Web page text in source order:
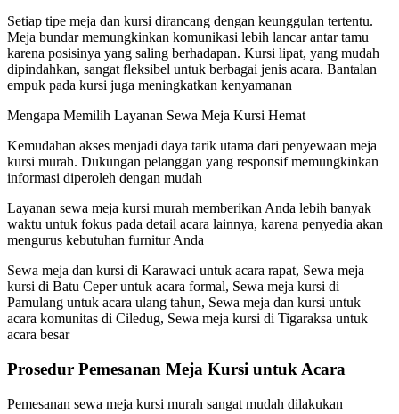
Setiap tipe meja dan kursi dirancang dengan keunggulan tertentu.
Meja bundar memungkinkan komunikasi lebih lancar antar tamu
karena posisinya yang saling berhadapan. Kursi lipat, yang mudah
dipindahkan, sangat fleksibel untuk berbagai jenis acara. Bantalan
empuk pada kursi juga meningkatkan kenyamanan
Mengapa Memilih Layanan Sewa Meja Kursi Hemat
Kemudahan akses menjadi daya tarik utama dari penyewaan meja
kursi murah. Dukungan pelanggan yang responsif memungkinkan
informasi diperoleh dengan mudah
Layanan sewa meja kursi murah memberikan Anda lebih banyak
waktu untuk fokus pada detail acara lainnya, karena penyedia akan
mengurus kebutuhan furnitur Anda
Sewa meja dan kursi di Karawaci untuk acara rapat, Sewa meja
kursi di Batu Ceper untuk acara formal, Sewa meja kursi di
Pamulang untuk acara ulang tahun, Sewa meja dan kursi untuk
acara komunitas di Ciledug, Sewa meja kursi di Tigaraksa untuk
acara besar
Prosedur Pemesanan Meja Kursi untuk Acara
Pemesanan sewa meja kursi murah sangat mudah dilakukan